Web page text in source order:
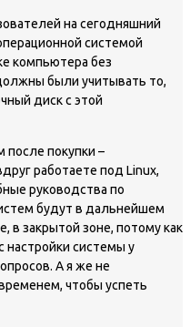
на сегодняшний
системой
компьютера без
были учитывать то,
диск с этой
после покупки –
работаете под Linux,
руководства по
будут в дальнейшем
в закрытой зоне, потому как
настройки системы у
А я же не
чтобы успеть